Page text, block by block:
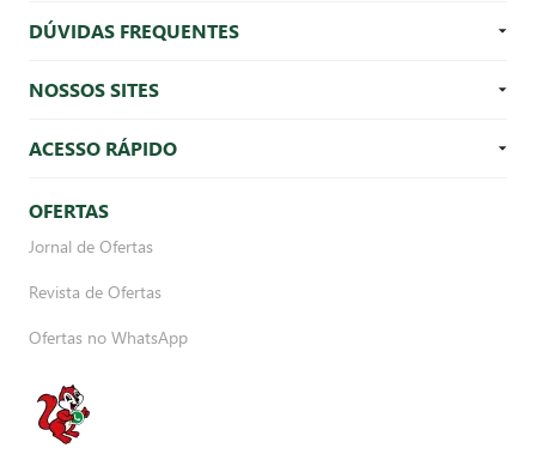
DÚVIDAS FREQUENTES
NOSSOS SITES
ACESSO RÁPIDO
OFERTAS
Jornal de Ofertas
Revista de Ofertas
Ofertas no WhatsApp